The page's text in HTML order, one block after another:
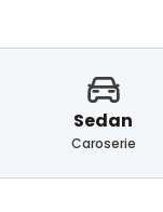
Sedan
Caroserie